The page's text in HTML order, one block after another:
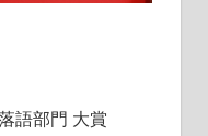
語部門 大賞